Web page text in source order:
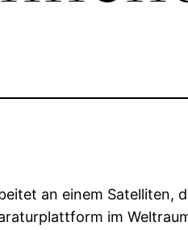
an einem Satelliten,
im